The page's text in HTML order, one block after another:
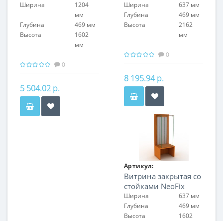
Ширина
1204
мм
Глубина
469 мм
Высота
1602
мм
0
5 504.02 р.
Ширина
637 мм
Глубина
469 мм
Высота
2162
мм
0
8 195.94 р.
Артикул:
FIN.V.60.S.NF.00
Витрина закрытая со
стойками NeoFix
Ширина
637 мм
Глубина
469 мм
Высота
1602